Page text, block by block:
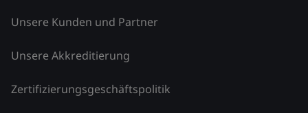
Unsere Kunden und Partner
Unsere Akkreditierung
Zertifizierungsgeschäftspolitik